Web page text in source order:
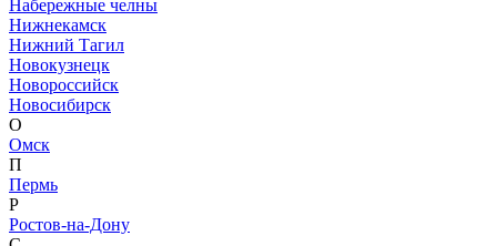
Набережные челны
Нижнекамск
Нижний Тагил
Новокузнецк
Новороссийск
Новосибирск
О
Омск
П
Пермь
Р
Ростов-на-Дону